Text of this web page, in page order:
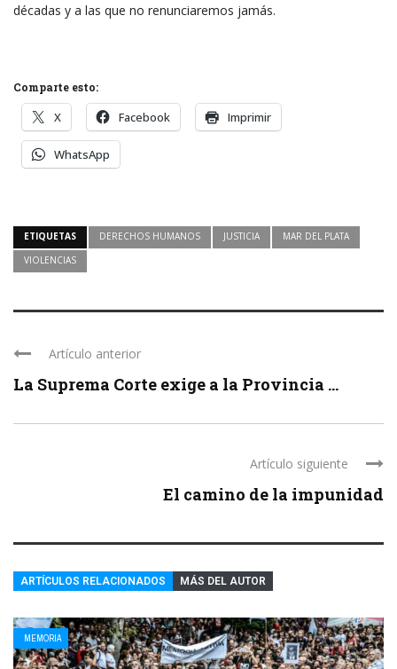
décadas y a las que no renunciaremos jamás.
Comparte esto:
X Facebook Imprimir
WhatsApp
ETIQUETAS DERECHOS HUMANOS JUSTICIA
MAR DEL PLATA
VIOLENCIAS
Artículo anterior
La Suprema Corte exige a la Provincia ...
Artículo siguiente
El camino de la impunidad
ARTÍCULOS RELACIONADOS MÁS DEL AUTOR
MEMORIA